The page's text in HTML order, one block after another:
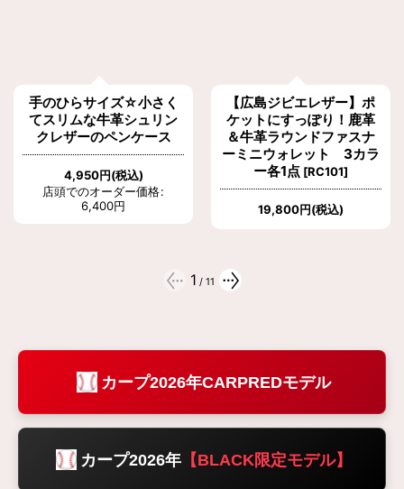
手のひらサイズ☆小さく
てスリムな牛革シュリン
クレザーのペンケース
4,950円(税込)
店頭でのオーダー価格:
6,400円
【広島ジビエレザー】ポ
ケットにすっぽり！鹿革
＆牛革ラウンドファスナ
ーミニウォレット 3カラ
ー各1点 [RC101]
19,800円(税込)
1 / 11
カープ2026年CARPREDモデル
カープ2026年【BLACK限定モデル】